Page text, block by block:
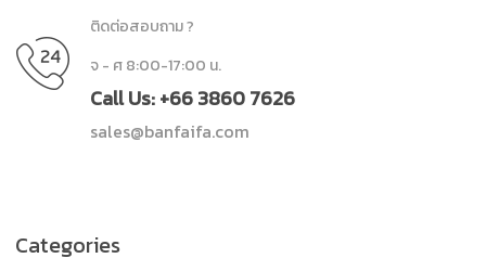
ติดต่อสอบถาม ?
จ - ศ 8:00-17:00 น.
Call Us: +66 3860 7626
sales@banfaifa.com
Categories